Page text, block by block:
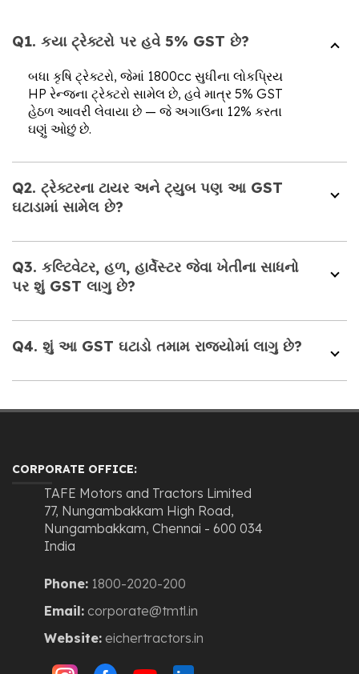
Q1. કયા ટ્રેક્ટરો પર હવે 5% GST છે?
બધા કૃષિ ટ્રેક્ટરો, જેમાં 1800cc સુધીના લોકપ્રિય
HP રેન્જના ટ્રેક્ટરો સામેલ છે, હવે માત્ર 5% GST
હેઠળ આવરી લેવાયા છે — જે અગાઉના 12% કરતા
ઘણું ઓછું છે.
Q2. ટ્રેક્ટરના ટાયર અને ટ્યુબ પણ આ GST
ઘટાડામાં સામેલ છે?
Q3. કલ્ટિવેટર, હળ, હાર્વેસ્ટર જેવા ખેતીના સાધનો
પર શું GST લાગુ છે?
Q4. શું આ GST ઘટાડો તમામ રાજ્યોમાં લાગુ છે?
CORPORATE OFFICE:
TAFE Motors and Tractors Limited
77, Nungambakkam High Road,
Nungambakkam, Chennai - 600 034
India
Phone: 1800-2020-200
Email: corporate@tmtl.in
Website: eichertractors.in